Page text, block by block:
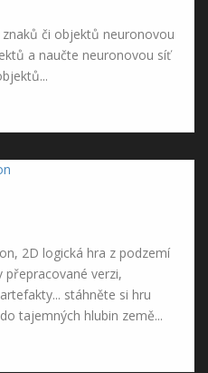
znaků či objektů neuronovou
a naučte neuronovou síť
2D logická hra z podzemí
přepracované verzi,
stáhněte si hru
tajemných hlubin země...